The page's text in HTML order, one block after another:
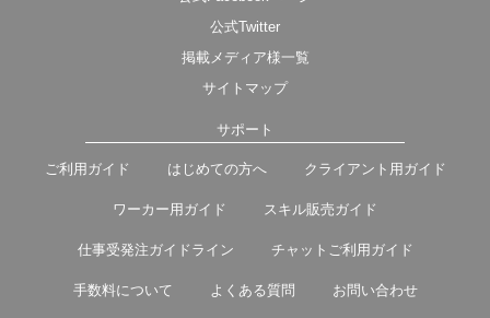
公式Twitter
掲載メディア様一覧
サイトマップ
サポート
ご利用ガイド はじめての方へ クライアント用ガイド
ワーカー用ガイド スキル販売ガイド
仕事受発注ガイドライン チャットご利用ガイド
手数料について よくある質問 お問い合わせ